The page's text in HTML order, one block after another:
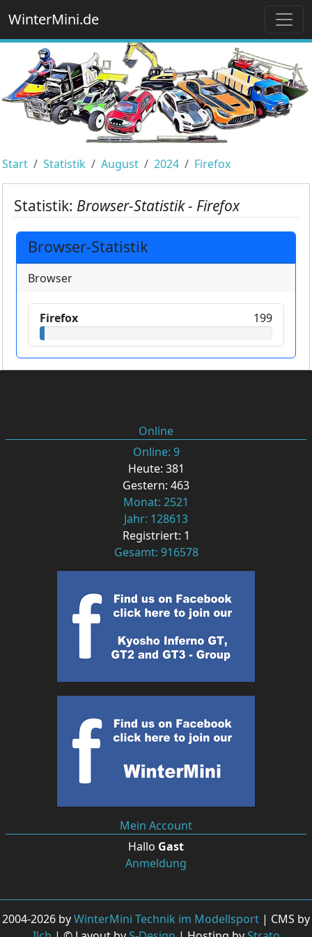
WinterMini.de
Start Statistik August 2024 Firefox
Statistik: Browser-Statistik - Firefox
Browser-Statistik
Browser
Firefox 199
Online
Online: 9
Heute: 381
Gestern: 463
Monat: 2521
Jahr: 128613
Registriert: 1
Gesamt: 916578
Mein Account
Hallo Gast
Anmeldung
2004-2026 byWinterMini Technik im Modellsport | CMS by